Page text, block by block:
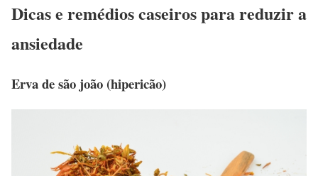
Dicas e remédios caseiros para reduzir a
ansiedade
Erva de são joão (hipericão)